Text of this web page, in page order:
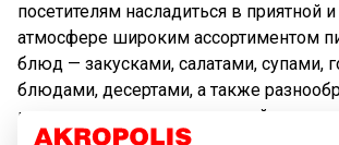
посетителям насладиться в приятной
атмосфере широким ассортиментом
блюд — закусками, салатами, супами,
блюдами, десертами, а также
напитками и вкусными коктейлями.